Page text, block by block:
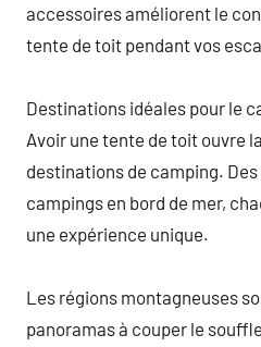
accessoires améliorent le
tente de toit pendant vos
Destinations idéales pour le
Avoir une tente de toit ouvre
destinations de camping.
campings en bord de mer,
une expérience unique.
Les régions montagneuses
panoramas à couper le